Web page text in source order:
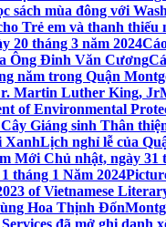
sách mùa đông với
Trẻ em và thanh thiếu
20 tháng 3 năm 2024
Ông Đinh Văn Cương
năm trong Quận
Martin Luther King, Jr
of Environmental
Giáng sinh Thân
XanhLịch nghỉ lễ của
Mới Chủ nhật, ngày 31
tháng 1 Năm 2024
of Vietnamese
Hoa Thịnh Đốn
đã mở ghi danh